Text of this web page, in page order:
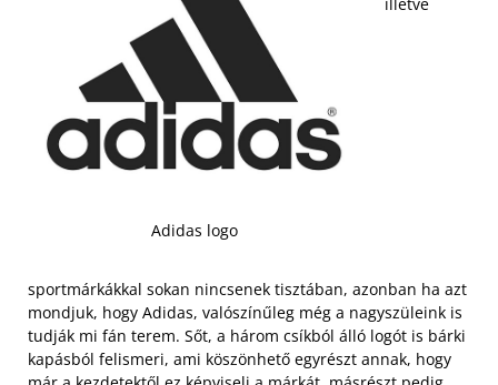
Adidas logo
sportmárkákkal sokan nincsenek tisztában, azonban ha azt
mondjuk, hogy Adidas, valószínűleg még a nagyszüleink is
tudják mi fán terem. Sőt, a három csíkból álló logót is bárki
kapásból felismeri, ami köszönhető egyrészt annak, hogy